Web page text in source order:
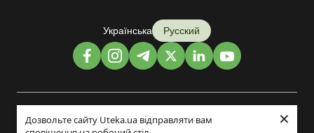
Дозвольте сайту Uteka.ua відправляти вам
×
Українська Русский
Дизайн и разработка: